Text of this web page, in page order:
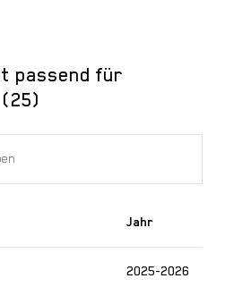
passend für
Jahr
2025-2026